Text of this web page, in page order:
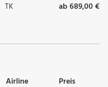
TK ab 689,00 €
Airline Preis